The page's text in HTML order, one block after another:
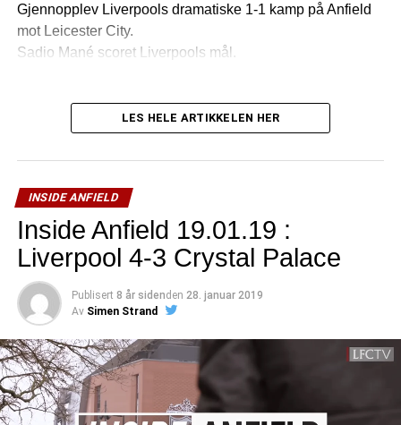
Gjennopplev Liverpools dramatiske 1-1 kamp på Anfield
mot Leicester City.
Sadio Mané scoret Liverpools mål.
LES HELE ARTIKKELEN HER
INSIDE ANFIELD
Inside Anfield 19.01.19 :
Liverpool 4-3 Crystal Palace
Publisert 8 år sidenden 28. januar 2019
Av Simen Strand